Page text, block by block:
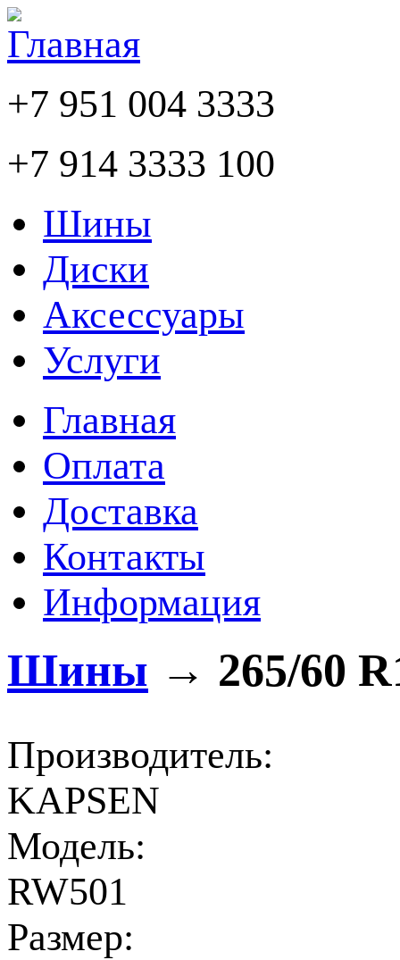
+7 951 004 3333
+7 914 3333 100
Шины
Диски
Аксессуары
Услуги
Главная
Оплата
Доставка
Контакты
Информация
Шины → 265/60
Производитель:
KAPSEN
Модель:
RW501
Размер: